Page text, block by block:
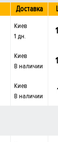
Доставка
Киев
1 дн.
Киев
В наличии
Киев
В наличии